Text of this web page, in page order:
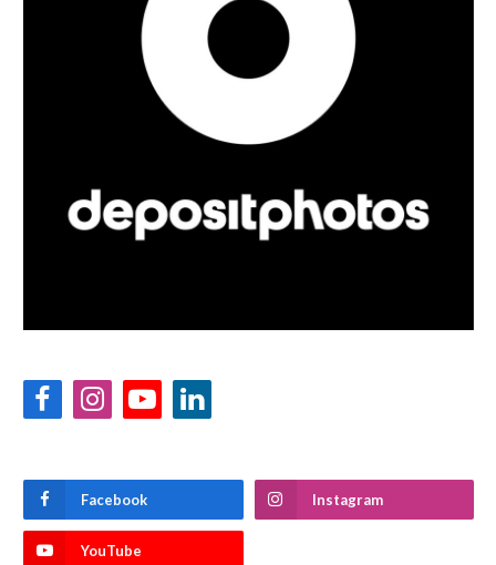
FacebookInstagramYouTubeLinkedIn
Facebook Instagram
YouTube